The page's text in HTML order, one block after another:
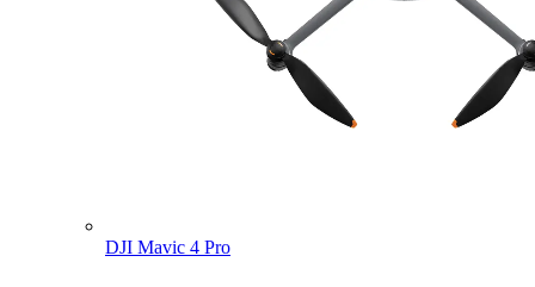
DJI Mavic 4 Pro